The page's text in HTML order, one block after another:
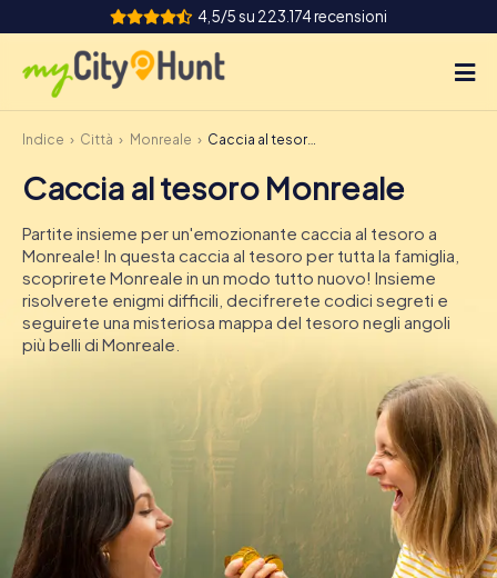
4,5/5 su 223.174 recensioni
Come funziona
Città
Tour
Team Building
Biglietti
DE
IE
IT
Prenota Biglietti
Indice Città Monreale Caccia al tesoro Monreale
Caccia al tesoro Monreale
Partite insieme per un'emozionante caccia al tesoro a
Monreale! In questa caccia al tesoro per tutta la famiglia,
scoprirete Monreale in un modo tutto nuovo! Insieme
risolverete enigmi difficili, decifrerete codici segreti e
seguirete una misteriosa mappa del tesoro negli angoli
più belli di Monreale.